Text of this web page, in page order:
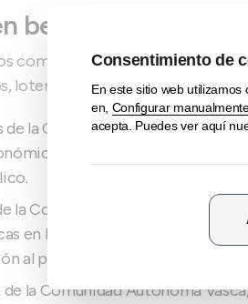
beneficiarse?
comercios minoristas y
loterías y apuestas.
la Comunidad Autónoma
en los epígrafes 64, 65 ó
la Comunidad Autónoma Vasca,
en los epígrafes 971, 972, 973.1,
al público.
la Comunidad Autónoma